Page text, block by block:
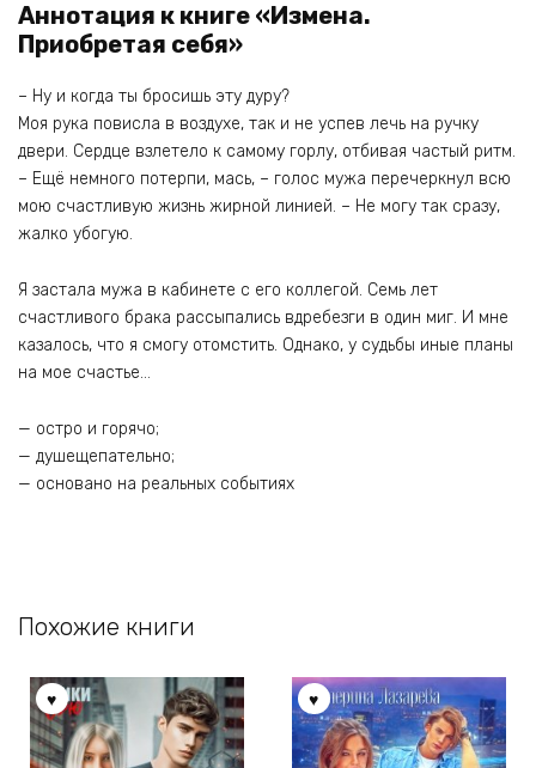
Аннотация к книге «Измена.
Приобретая себя»
– Ну и когда ты бросишь эту дуру?
Моя рука повисла в воздухе, так и не успев лечь на ручку
двери. Сердце взлетело к самому горлу, отбивая частый ритм.
– Ещё немного потерпи, мась, – голос мужа перечеркнул всю
мою счастливую жизнь жирной линией. – Не могу так сразу,
жалко убогую.
Я застала мужа в кабинете с его коллегой. Семь лет
счастливого брака рассыпались вдребезги в один миг. И мне
казалось, что я смогу отомстить. Однако, у судьбы иные планы
на мое счастье…
— остро и горячо;
— душещепательно;
— основано на реальных событиях
Похожие книги